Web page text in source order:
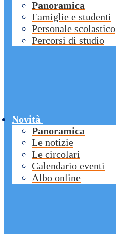
Panoramica
Famiglie e studenti
Personale scolastico
Percorsi di studio
Novità
Panoramica
Le notizie
Le circolari
Calendario eventi
Albo online